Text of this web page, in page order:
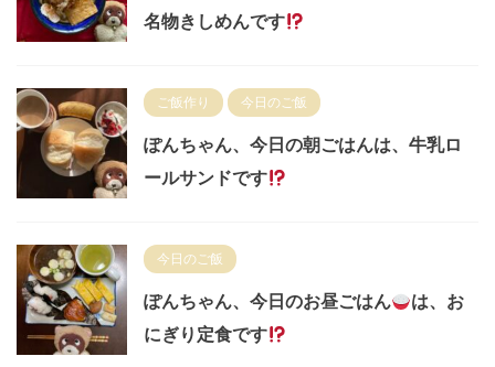
名物きしめんです
ご飯作り 今日のご飯
ぽんちゃん、今日の朝ごはんは、牛乳ロ
ールサンドです
今日のご飯
ぽんちゃん、今日のお昼ごはん
は、お
にぎり定食です